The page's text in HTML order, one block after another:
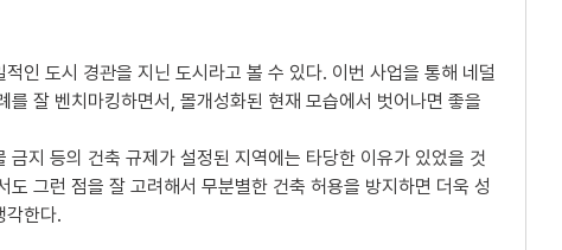
인 도시 경관을 지닌 도시라고 볼 수 있다. 이번 사업을 통해 네덜
를 잘 벤치마킹하면서, 몰개성화된 현재 모습에서 벗어나면 좋을
금지 등의 건축 규제가 설정된 지역에는 타당한 이유가 있었을 것
도 그런 점을 잘 고려해서 무분별한 건축 허용을 방지하면 더욱 성
각한다.